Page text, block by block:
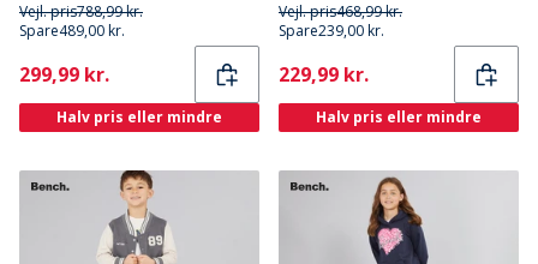
Vejl. pris788,99 kr.
Spare489,00 kr.
Current
299,99 kr.
Halv pris eller mindre
Vejl. pris468,99 kr.
Spare239,00 kr.
Current
229,99 kr.
Halv pris eller mindre